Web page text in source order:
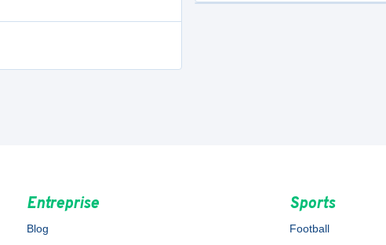
Entreprise
Blog
Sports
Football